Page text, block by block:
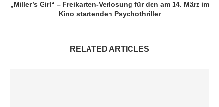
„Miller’s Girl“ – Freikarten-Verlosung für den am 14. März im
Kino startenden Psychothriller
RELATED ARTICLES